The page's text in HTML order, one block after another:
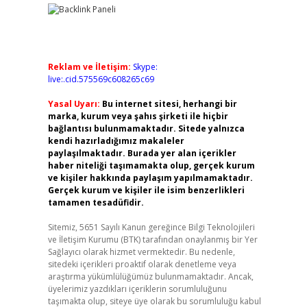
Reklam ve İletişim: Skype:
live:.cid.575569c608265c69
Yasal Uyarı: Bu internet sitesi, herhangi bir
marka, kurum veya şahıs şirketi ile hiçbir
bağlantısı bulunmamaktadır. Sitede yalnızca
kendi hazırladığımız makaleler
paylaşılmaktadır. Burada yer alan içerikler
haber niteliği taşımamakta olup, gerçek kurum
ve kişiler hakkında paylaşım yapılmamaktadır.
Gerçek kurum ve kişiler ile isim benzerlikleri
tamamen tesadüfidir.
Sitemiz, 5651 Sayılı Kanun gereğince Bilgi Teknolojileri
ve İletişim Kurumu (BTK) tarafından onaylanmış bir Yer
Sağlayıcı olarak hizmet vermektedir. Bu nedenle,
sitedeki içerikleri proaktif olarak denetleme veya
araştırma yükümlülüğümüz bulunmamaktadır. Ancak,
üyelerimiz yazdıkları içeriklerin sorumluluğunu
taşımakta olup, siteye üye olarak bu sorumluluğu kabul